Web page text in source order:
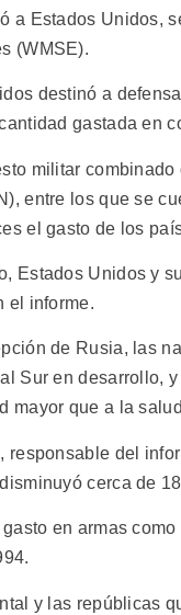
a Estados Unidos,
(WMSE).
destinó a
gastada en
militar
entre los que se
el gasto de los
Estados Unidos y
el informe.
de Rusia, las
Sur en desarrollo,
mayor que a la
responsable del
cerca de
en armas
y las repúblicas